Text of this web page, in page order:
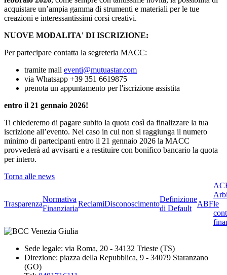
acquistare un’ampia gamma di strumenti e materiali per le tue
creazioni e interessantissimi corsi creativi.
NUOVE MODALITA' DI ISCRIZIONE:
Per partecipare contatta la segreteria MACC:
tramite mail eventi@mutuastar.com
via Whatsapp +39 351 6619875
prenota un appuntamento per l'iscrizione assistita
entro il 21 gennaio 2026!
Ti chiederemo di pagare subito la quota così da finalizzare la tua
iscrizione all’evento. Nel caso in cui non si raggiunga il numero
minimo di partecipanti entro il 21 gennaio 2026 la MACC
provvederà ad avvisarti e a restituire con bonifico bancario la quota
per intero.
Torna alle news
Trasparenza
Normativa
Finanziaria
ReclamiDisconoscimento
Definizione
di Default
ABFle
Sede legale: via Roma, 20 - 34132 Trieste (TS)
Direzione: piazza della Repubblica, 9 - 34079 Staranzano
(GO)